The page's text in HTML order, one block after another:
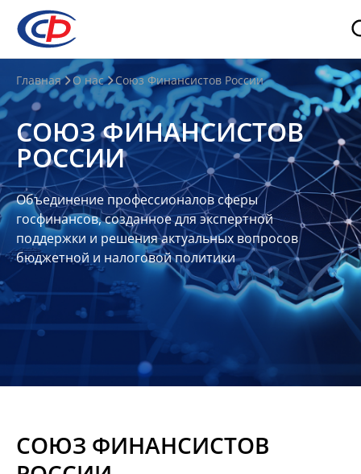
О
нас
О
СФР
Совет
Союза
Участники
Планы
отчеты
Контакты
Материалы
Главная О нас Союз Финансистов России
СОЮЗ ФИНАНСИСТОВ
РОССИИ
Объединение профессионалов сферы
госфинансов, созданное для экспертной
поддержки и решения актуальных вопросов
бюджетной и налоговой политики
СОЮЗ ФИНАНСИСТОВ